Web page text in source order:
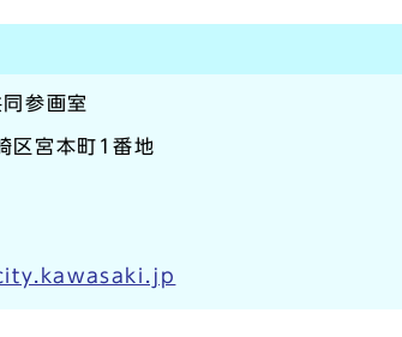
参画室
宮本町1番地